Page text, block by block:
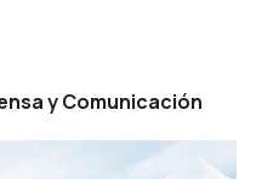
y Comunicación